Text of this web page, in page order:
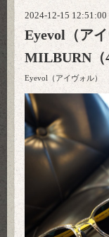
2024-12-15 12:51:00
Eyevol（ア
MILBURN（
Eyevol（アイヴォル）